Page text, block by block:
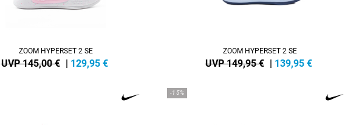
ZOOM HYPERSET 2 SE
UVP 145,00 € | 129,95 €
ZOOM HYPERSET 2 SE
UVP 149,95 € | 139,95 €
-15%